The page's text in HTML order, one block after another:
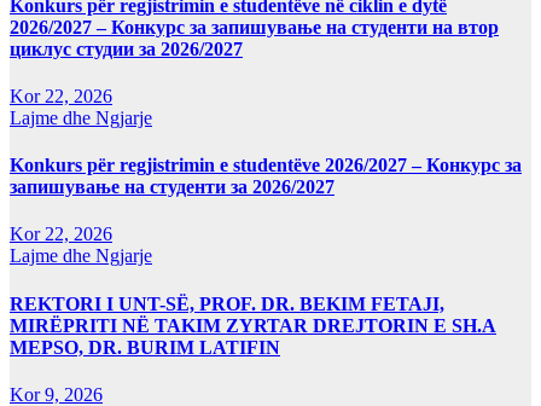
Konkurs për regjistrimin e studentëve në ciklin e dytë
2026/2027 – Конкурс за запишување на студенти на втор
циклус студии за 2026/2027
Kor 22, 2026
Lajme dhe Ngjarje
Konkurs për regjistrimin e studentëve 2026/2027 – Конкурс за
запишување на студенти за 2026/2027
Kor 22, 2026
Lajme dhe Ngjarje
REKTORI I UNT-SË, PROF. DR. BEKIM FETAJI,
MIRËPRITI NË TAKIM ZYRTAR DREJTORIN E SH.A
MEPSO, DR. BURIM LATIFIN
Kor 9, 2026